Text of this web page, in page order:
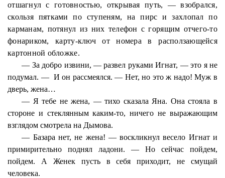
отшагнул с готовностью, открывая путь, — взобрался,
скользя пятками по ступеням, на пирс и захлопал по
карманам, потянул из них телефон с горящим отчего-то
фонариком, карту-ключ от номера в расползающейся
картонной обложке.
— За добро извини, — развел руками Игнат, — это я не
подумал. — И он рассмеялся. — Нет, но это ж надо! Муж в
дверь, жена…
— Я тебе не жена, — тихо сказала Яна. Она стояла в
стороне и стеклянным каким-то, ничего не выражающим
взглядом смотрела на Дымова.
— Базара нет, не жена! — воскликнул весело Игнат и
примирительно поднял ладони. — Но сейчас пойдем,
пойдем. А Женек пусть в себя приходит, не смущай
человека.